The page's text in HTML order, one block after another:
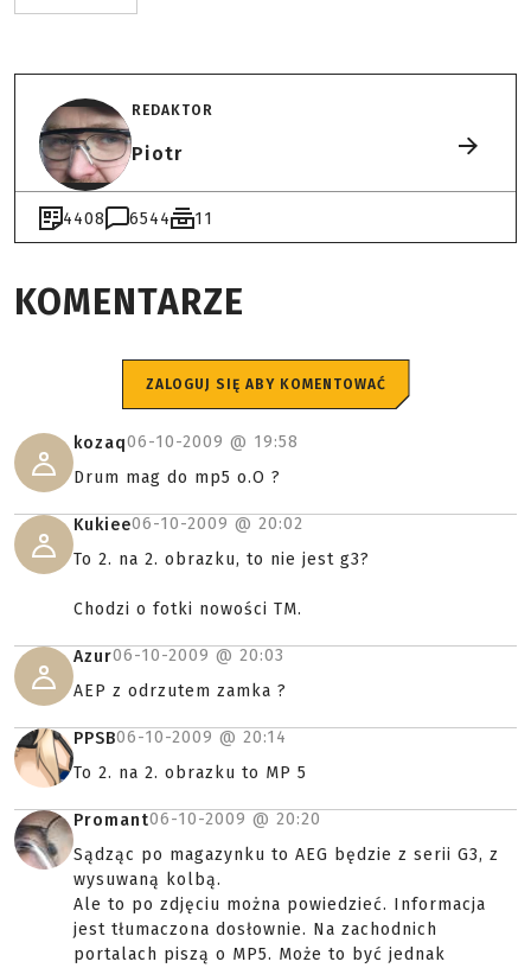
REDAKTOR
Piotr
4408 6544 11
KOMENTARZE
ZALOGUJ SIĘ ABY KOMENTOWAĆ
kozaq06-10-2009 @ 19:58
Drum mag do mp5 o.O ?
Kukiee06-10-2009 @ 20:02
To 2. na 2. obrazku, to nie jest g3?
Chodzi o fotki nowości TM.
Azur06-10-2009 @ 20:03
AEP z odrzutem zamka ?
PPSB06-10-2009 @ 20:14
To 2. na 2. obrazku to MP 5
Promant06-10-2009 @ 20:20
Sądząc po magazynku to AEG będzie z serii G3, z
wysuwaną kolbą.
Ale to po zdjęciu można powiedzieć. Informacja
jest tłumaczona dosłownie. Na zachodnich
portalach piszą o MP5. Może to być jednak